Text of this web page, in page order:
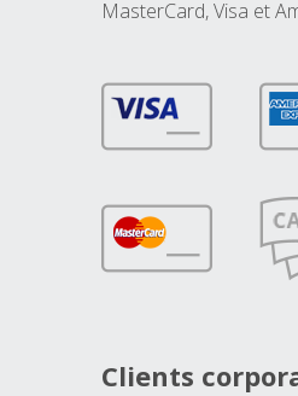
MasterCard, Visa et
Clients